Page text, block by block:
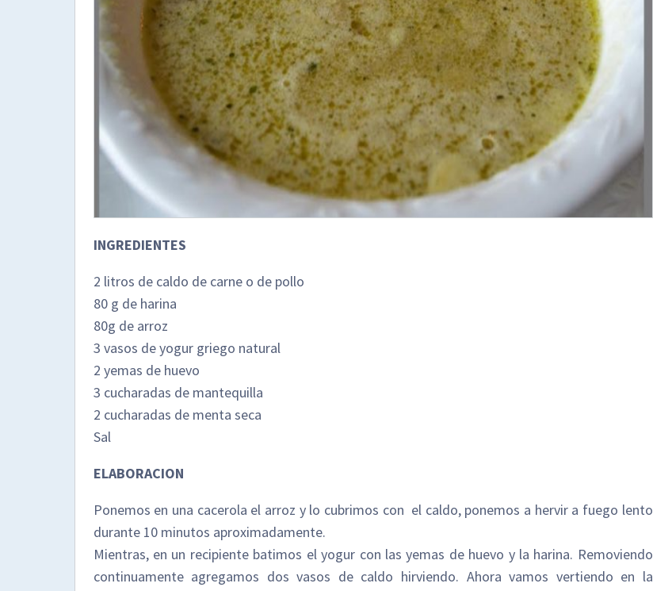
INGREDIENTES
2 litros de caldo de carne o de pollo
80 g de harina
80g de arroz
3 vasos de yogur griego natural
2 yemas de huevo
3 cucharadas de mantequilla
2 cucharadas de menta seca
Sal
ELABORACION
Ponemos en una cacerola el arroz y lo cubrimos con el caldo, ponemos a hervir a fuego lento
durante 10 minutos aproximadamente.
Mientras, en un recipiente batimos el yogur con las yemas de huevo y la harina. Removiendo
continuamente agregamos dos vasos de caldo hirviendo. Ahora vamos vertiendo en la